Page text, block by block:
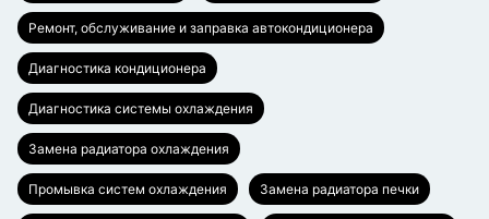
Ремонт, обслуживание и заправка автокондиционера
Диагностика кондиционера
Диагностика системы охлаждения
Замена радиатора охлаждения
Промывка систем охлаждения Замена радиатора печки